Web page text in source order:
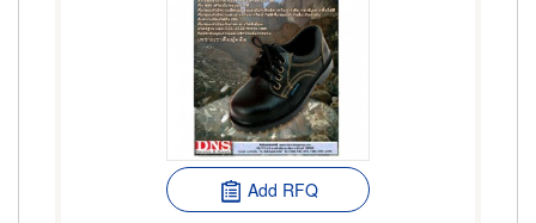
Add RFQ